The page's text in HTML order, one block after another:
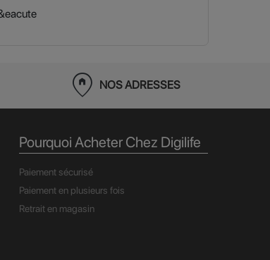
home_pin NOS ADRESSES
Pourquoi Acheter Chez Digilife
Paiement sécurisé
Paiement en plusieurs fois
Retrait en magasin